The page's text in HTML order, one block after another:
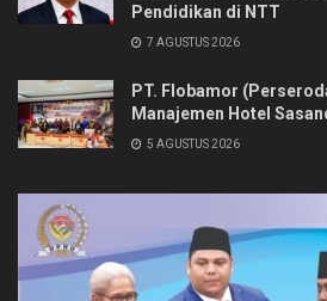
Pendidikan di NTT
7 AGUSTUS 2026
PT. Flobamor
Manajemen Hotel
5 AGUSTUS 2026